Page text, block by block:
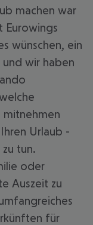
machen war
Eurowings
wünschen, ein
wir haben
mitnehmen
Urlaub -
tun.
oder
Auszeit zu
für